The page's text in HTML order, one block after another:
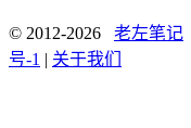
© 2012-2026 老左笔记
号-1 | 关于我们